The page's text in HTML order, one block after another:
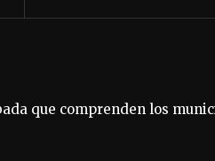
que comprenden los